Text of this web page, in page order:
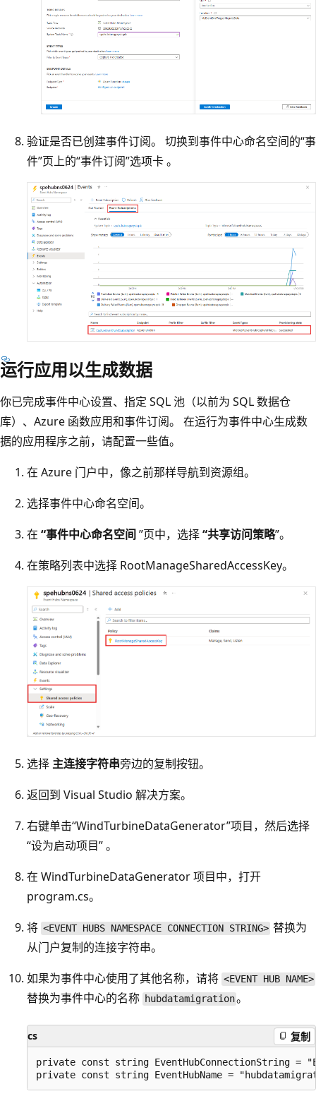
验证是否已创建事件订阅。 切换到事件中心命名空间的“事
件”页上的“事件订阅”选项卡 。
运行应用以生成数据
你已完成事件中心设置、指定 SQL 池（以前为 SQL 数据仓
库）、Azure 函数应用和事件订阅。 在运行为事件中心生成数
据的应用程序之前，请配置一些值。
在 Azure 门户中，像之前那样导航到资源组。
选择事件中心命名空间。
在 “事件中心命名空间 ”页中，选择“共享访问策略”。
在策略列表中选择 RootManageSharedAccessKey。
选择 主连接字符串旁边的复制按钮。
返回到 Visual Studio 解决方案。
右键单击“WindTurbineDataGenerator”项目，然后选择
“设为启动项目” 。
在 WindTurbineDataGenerator 项目中，打开
program.cs。
将 <EVENT HUBS NAMESPACE CONNECTION STRING> 替换为
从门户复制的连接字符串。
如果为事件中心使用了其他名称，请将 <EVENT HUB NAME>
替换为事件中心的名称 hubdatamigration。
cs 复制
private const string EventHubConnectionString =